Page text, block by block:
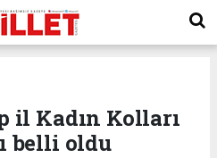
il Kadın Kolları
belli oldu